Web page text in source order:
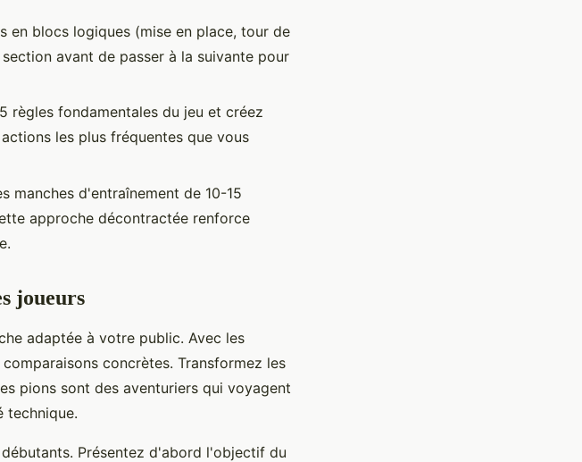
en blocs logiques (mise en place, tour de
avant de passer à la suivante pour
règles fondamentales du jeu et créez
les plus fréquentes que vous
manches d'entraînement de 10-15
approche décontractée renforce
joueurs
adaptée à votre public. Avec les
concrètes. Transformez les
pions sont des aventuriers qui voyagent
technique.
Présentez d'abord l'objectif du